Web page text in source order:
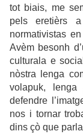
tot biais, me
pels eretièrs
normativistas
Avèm besonh
culturala e
nòstra lenga
volapuk,
defendre
nos i tornar
dins çò que